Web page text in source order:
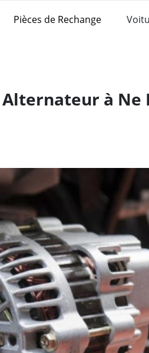
Pièces de Rechange
à Ne